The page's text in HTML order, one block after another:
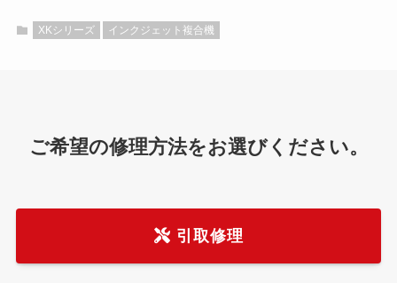
XKシリーズ インクジェット複合機
ご希望の修理方法をお選びください。
引取修理